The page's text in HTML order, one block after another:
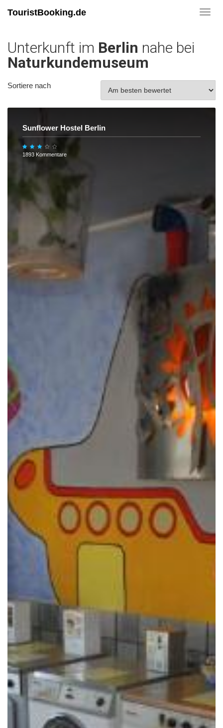
TouristBooking.de
Unterkunft im Berlin nahe bei
Naturkundemuseum
Sortiere nach
Sunflower Hostel Berlin
1893 Kommentare